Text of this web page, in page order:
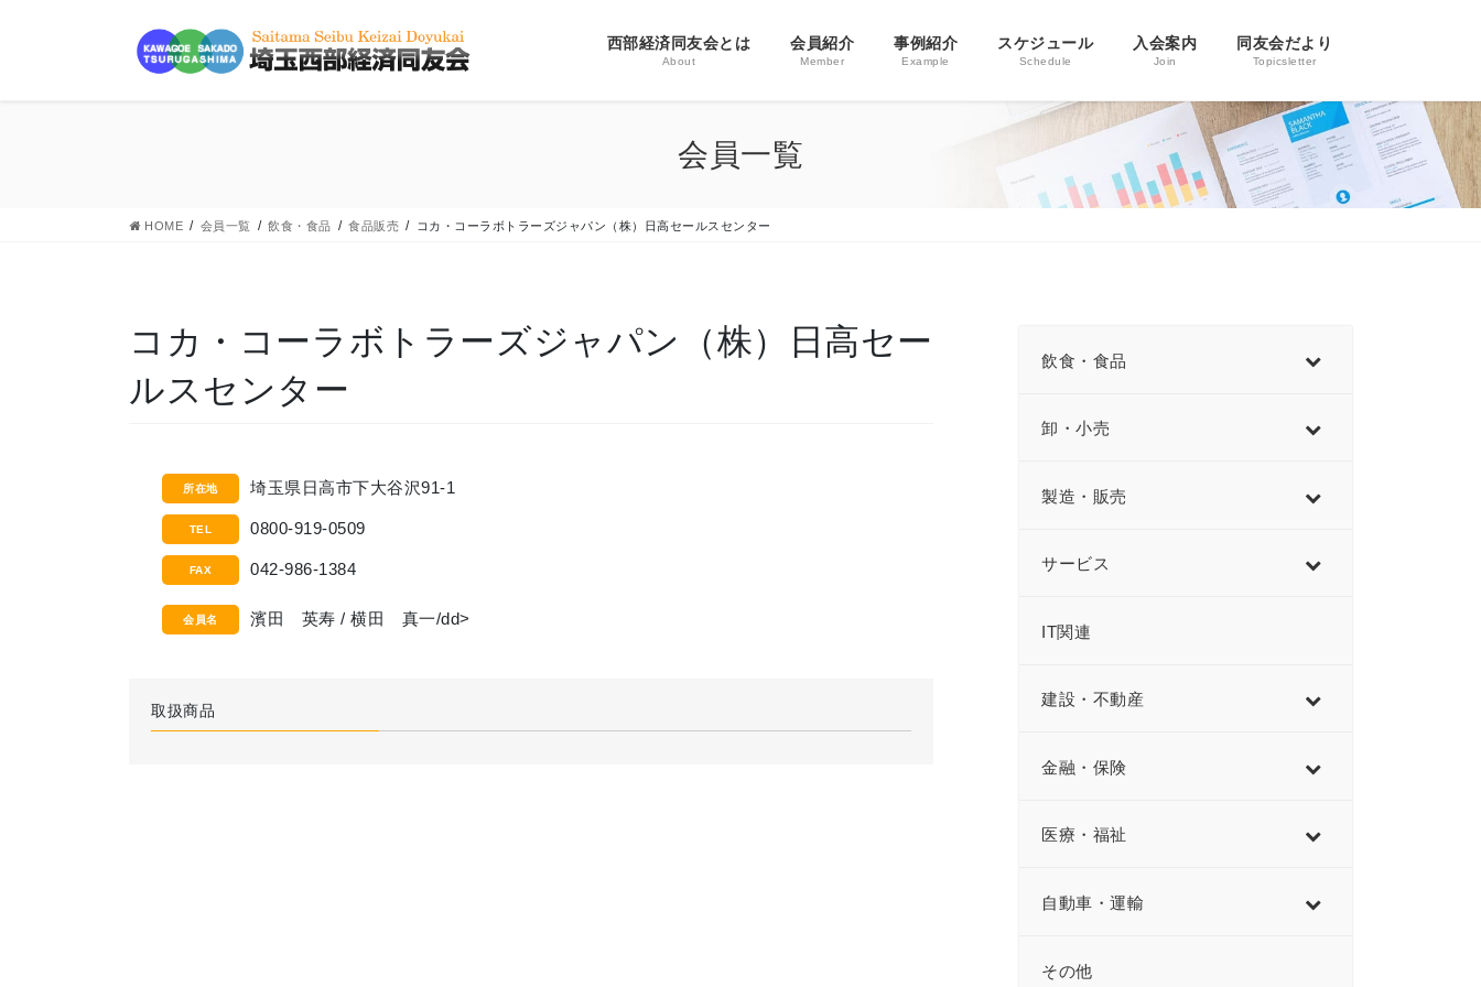
西部経済同友会とは
About
会員紹介
Member
事例紹介
Example
スケジュール
Schedule
入会案内
Join
同友会だより
Topicsletter
会員一覧
HOME 会員一覧 飲食・食品 食品販売 コカ・コーラボトラーズジャパン（株）日高セールスセンター
コカ・コーラボトラーズジャパン（株）日高セー
ルスセンター
所在地 埼玉県日高市下大谷沢91-1
TEL 0800-919-0509
FAX 042-986-1384
会員名 濱田 英寿 / 横田 真一/dd>
取扱商品
飲食・食品
卸・小売
製造・販売
サービス
IT関連
建設・不動産
金融・保険
医療・福祉
自動車・運輸
その他